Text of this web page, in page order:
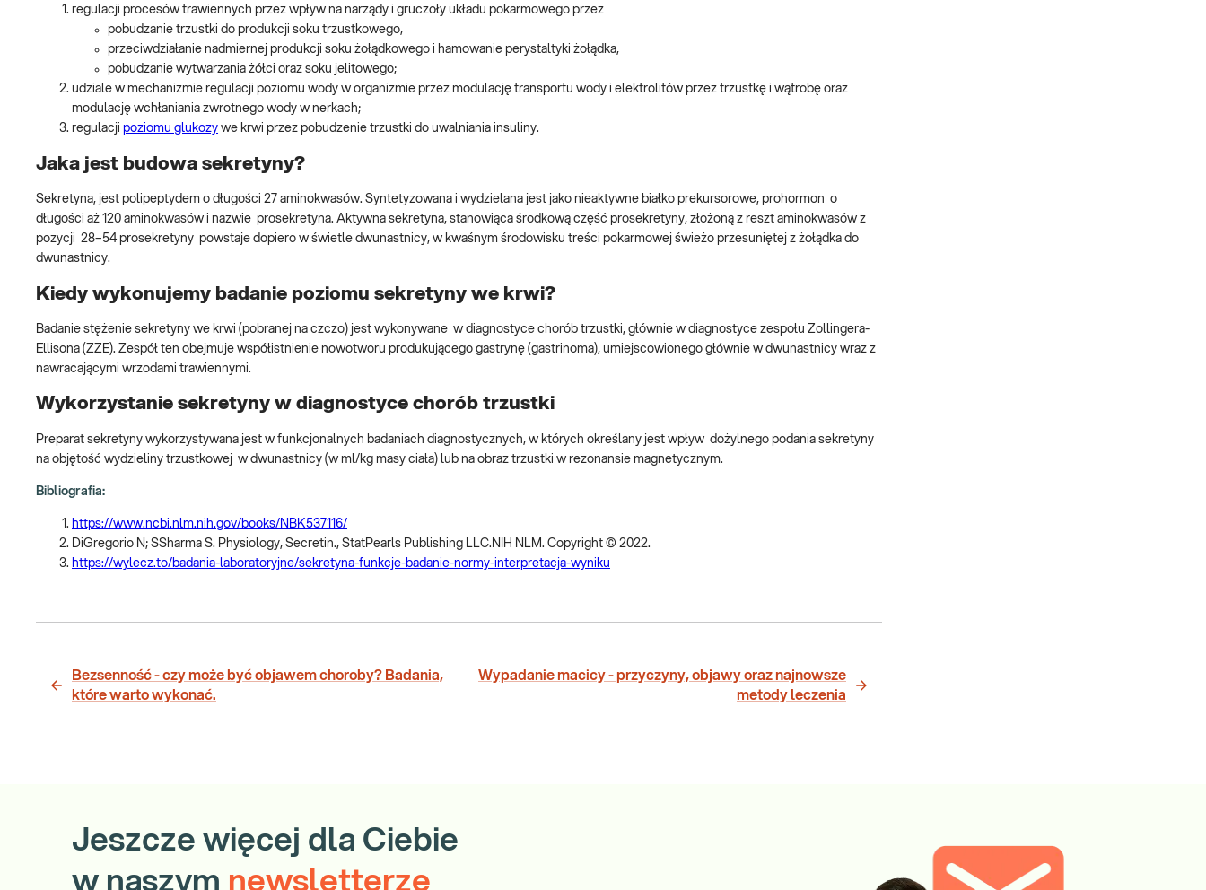
regulacji procesów trawiennych przez wpływ na narządy i gruczoły układu pokarmowego przez
pobudzanie trzustki do produkcji soku trzustkowego,
przeciwdziałanie nadmiernej produkcji soku żołądkowego i hamowanie perystaltyki żołądka,
pobudzanie wytwarzania żółci oraz soku jelitowego;
udziale w mechanizmie regulacji poziomu wody w organizmie przez modulację transportu wody i elektrolitów przez trzustkę i wątrobę oraz
modulację wchłaniania zwrotnego wody w nerkach;
regulacji poziomu glukozy we krwi przez pobudzenie trzustki do uwalniania insuliny.
Jaka jest budowa sekretyny?
Sekretyna, jest polipeptydem o długości 27 aminokwasów. Syntetyzowana i wydzielana jest jako nieaktywne białko prekursorowe, prohormon o
długości aż 120 aminokwasów i nazwie prosekretyna. Aktywna sekretyna, stanowiąca środkową część prosekretyny, złożoną z reszt aminokwasów z
pozycji 28–54 prosekretyny powstaje dopiero w świetle dwunastnicy, w kwaśnym środowisku treści pokarmowej świeżo przesuniętej z żołądka do
dwunastnicy.
Kiedy wykonujemy badanie poziomu sekretyny we krwi?
Badanie stężenie sekretyny we krwi (pobranej na czczo) jest wykonywane w diagnostyce chorób trzustki, głównie w diagnostyce zespołu Zollingera-
Ellisona (ZZE). Zespół ten obejmuje współistnienie nowotworu produkującego gastrynę (gastrinoma), umiejscowionego głównie w dwunastnicy wraz z
nawracającymi wrzodami trawiennymi.
Wykorzystanie sekretyny w diagnostyce chorób trzustki
Preparat sekretyny wykorzystywana jest w funkcjonalnych badaniach diagnostycznych, w których określany jest wpływ dożylnego podania sekretyny
na objętość wydzieliny trzustkowej w dwunastnicy (w ml/kg masy ciała) lub na obraz trzustki w rezonansie magnetycznym.
Bibliografia:
https://www.ncbi.nlm.nih.gov/books/NBK537116/
DiGregorio N; SSharma S. Physiology, Secretin., StatPearls Publishing LLC.NIH NLM. Copyright © 2022.
https://wylecz.to/badania-laboratoryjne/sekretyna-funkcje-badanie-normy-interpretacja-wyniku
Bezsenność - czy może być objawem choroby? Badania,
które warto wykonać.
Wypadanie macicy - przyczyny, objawy oraz najnowsze
metody leczenia
Jeszcze więcej dla Ciebie
w naszym newsletterze